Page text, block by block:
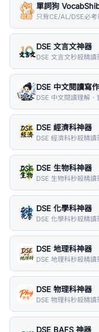
單詞狗
只背CE/AL/DSE必
DSE 文言文神器
DSE 文言文秒殺精
DSE 中文閱讀寫
DSE 中文閱讀理解
DSE 經濟科神器
DSE 經濟科秒殺精
DSE 生物科神器
DSE 生物科秒殺精
DSE 化學科神器
DSE 化學科秒殺精
DSE 地理科神器
DSE 地理科秒殺精
DSE 物理科神器
DSE 物理科秒殺精
DSE BAFS 神器